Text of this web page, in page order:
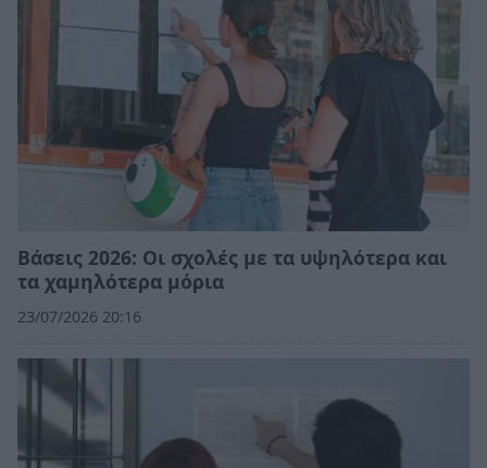
Βάσεις 2026: Οι σχολές με τα υψηλότερα και
τα χαμηλότερα μόρια
23/07/2026 20:16